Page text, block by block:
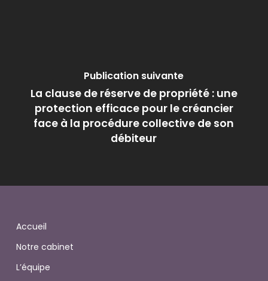
Publication suivante
La clause de réserve de propriété : une
protection efficace pour le créancier
face à la procédure collective de son
débiteur
Accueil
Notre cabinet
L’équipe